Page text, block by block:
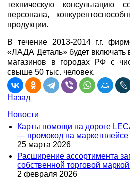
техническую консультацию
персонала,
продукции.
В течение 2013-2014 г.г.
«ЛАДА Деталь» будет включать
магазинов в городах РФ с
свыше 50 тыс. человек.
Назад
Новости
Карты помощи на дороге
— промокод на маркетплейсе
25 марта 2026
Расширение ассортимента
собственной торговой
2 февраля 2026